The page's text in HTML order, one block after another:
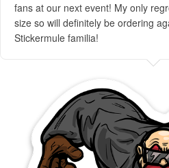
fans at our next event! My only
size so will definitely be ordering
Stickermule familia!